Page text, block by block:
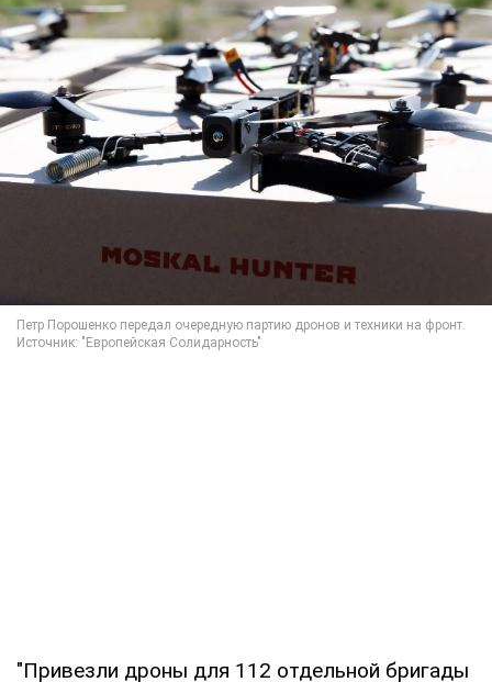
"Привезли дроны для 112 отдельной бригады